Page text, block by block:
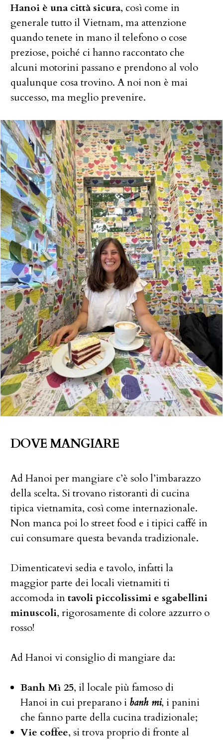
Hanoi è una città sicura, così come in
generale tutto il Vietnam, ma attenzione
quando tenete in mano il telefono o cose
preziose, poiché ci hanno raccontato che
alcuni motorini passano e prendono al volo
qualunque cosa trovino. A noi non è mai
successo, ma meglio prevenire.
DOVE MANGIARE
Ad Hanoi per mangiare c’è solo l’imbarazzo
della scelta. Si trovano ristoranti di cucina
tipica vietnamita, così come internazionale.
Non manca poi lo street food e i tipici caffé in
cui consumare questa bevanda tradizionale.
Dimenticatevi sedia e tavolo, infatti la
maggior parte dei locali vietnamiti ti
accomoda intavoli piccolissimi e sgabellini
minuscoli, rigorosamente di colore azzurro o
rosso!
Ad Hanoi vi consiglio di mangiare da:
Banh Mì 25, il locale più famoso di
Hanoi in cui preparano i banh mi, i panini
che fanno parte della cucina tradizionale;
Vie coffee, si trova proprio di fronte al